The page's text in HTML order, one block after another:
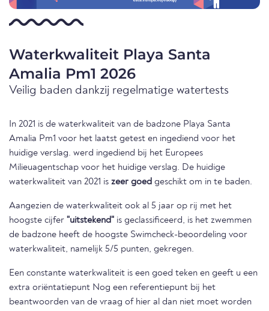
Waterkwaliteit Playa Santa
Amalia Pm1 2026
Veilig baden dankzij regelmatige watertests
In 2021 is de waterkwaliteit van de badzone Playa Santa
Amalia Pm1 voor het laatst getest en ingediend voor het
huidige verslag. werd ingediend bij het Europees
Milieuagentschap voor het huidige verslag. De huidige
waterkwaliteit van 2021 is zeer goed geschikt om in te baden.
Aangezien de waterkwaliteit ook al 5 jaar op rij met het
hoogste cijfer "uitstekend" is geclassificeerd, is het zwemmen
de badzone heeft de hoogste Swimcheck-beoordeling voor
waterkwaliteit, namelijk 5/5 punten, gekregen.
Een constante waterkwaliteit is een goed teken en geeft u een
extra oriëntatiepunt Nog een referentiepunt bij het
beantwoorden van de vraag of hier al dan niet moet worden